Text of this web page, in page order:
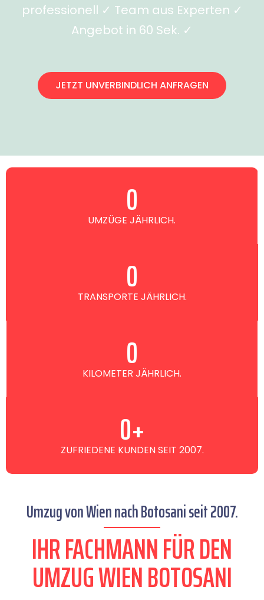
professionell ✓ Team aus Experten ✓
Angebot in 60 Sek. ✓
JETZT UNVERBINDLICH ANFRAGEN
UMZÜGE JÄHRLICH.
0
TRANSPORTE JÄHRLICH.
0
KILOMETER JÄHRLICH.
0
ZUFRIEDENE KUNDEN SEIT 2007.
0+
Umzug von Wien nach Botosani seit 2007.
IHR FACHMANN FÜR DEN
UMZUG WIEN BOTOSANI